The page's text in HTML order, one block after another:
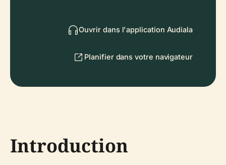
Ouvrir dans l'application Audiala
Planifier dans votre navigateur
Introduction